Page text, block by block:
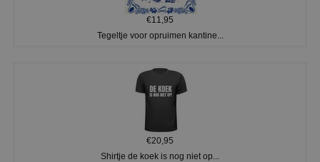
€11,95
Tegeltje voor opruimen kantine...
€20,95
Shirtje de koek is nog niet op...